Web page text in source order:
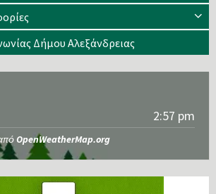
Δήμου Αλεξάνδρειας
2:57 pm
OpenWeatherMap.org